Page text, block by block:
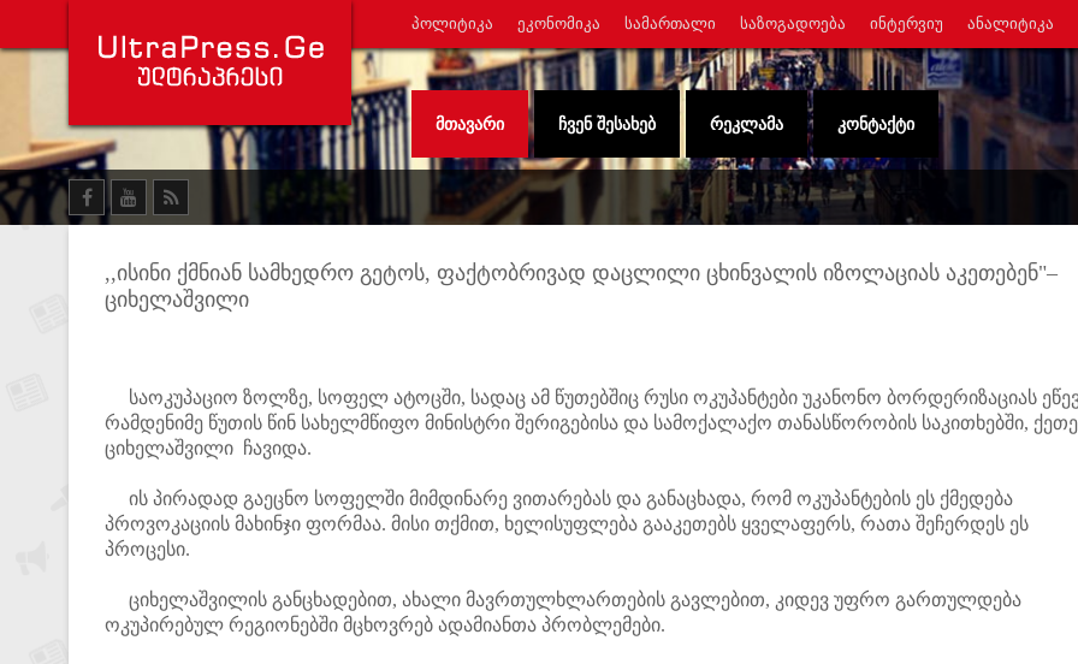
ᲞᲝᲚᲘᲢᲘᲙᲐ ᲔᲙᲝᲜᲝᲛᲘᲙᲐ ᲡᲐᲛᲐᲠᲗᲐᲚᲘ ᲡᲐᲖᲝᲒᲐᲓᲝᲔᲑᲐ ᲘᲜᲢᲔᲠᲕᲘᲣ ᲐᲜᲐᲚᲘᲢᲘᲙᲐ
ᲛᲗᲐᲕᲐᲠᲘ ᲩᲕᲔᲜ ᲨᲔᲡᲐᲮᲔᲑ ᲠᲔᲙᲚᲐᲛᲐ ᲙᲝᲜᲢᲐᲥᲢᲘ
,,ისინი ქმნიან სამხედრო გეტოს, ფაქტობრივად დაცლილი ცხინვალის იზოლაციას აკეთებენ"–
ციხელაშვილი
საოკუპაციო ზოლზე, სოფელ ატოცში, სადაც ამ წუთებშიც რუსი ოკუპანტები უკანონო ბორდერიზაციას
რამდენიმე წუთის წინ სახელმწიფო მინისტრი შერიგებისა და სამოქალაქო თანასწორობის საკითხებში,
ციხელაშვილი ჩავიდა.
ის პირადად გაეცნო სოფელში მიმდინარე ვითარებას და განაცხადა, რომ ოკუპანტების ეს ქმედება
პროვოკაციის მახინჯი ფორმაა. მისი თქმით, ხელისუფლება გააკეთებს ყველაფერს, რათა შეჩერდეს ეს
პროცესი.
ციხელაშვილის განცხადებით, ახალი მავრთულხლართების გავლებით, კიდევ უფრო გართულდება
ოკუპირებულ რეგიონებში მცხოვრებ ადამიანთა პრობლემები.